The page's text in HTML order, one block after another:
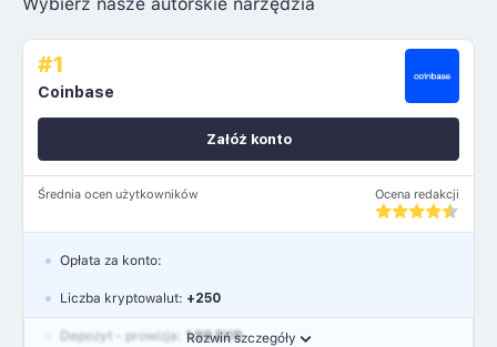
#1
Coinbase
Średnia ocen użytkowników Ocena redakcji
Załóż konto
Rozwiń szczegóły
Opłata za konto:
Liczba kryptowalut: +250
Depozyt - prowizja: 1.99 EUR